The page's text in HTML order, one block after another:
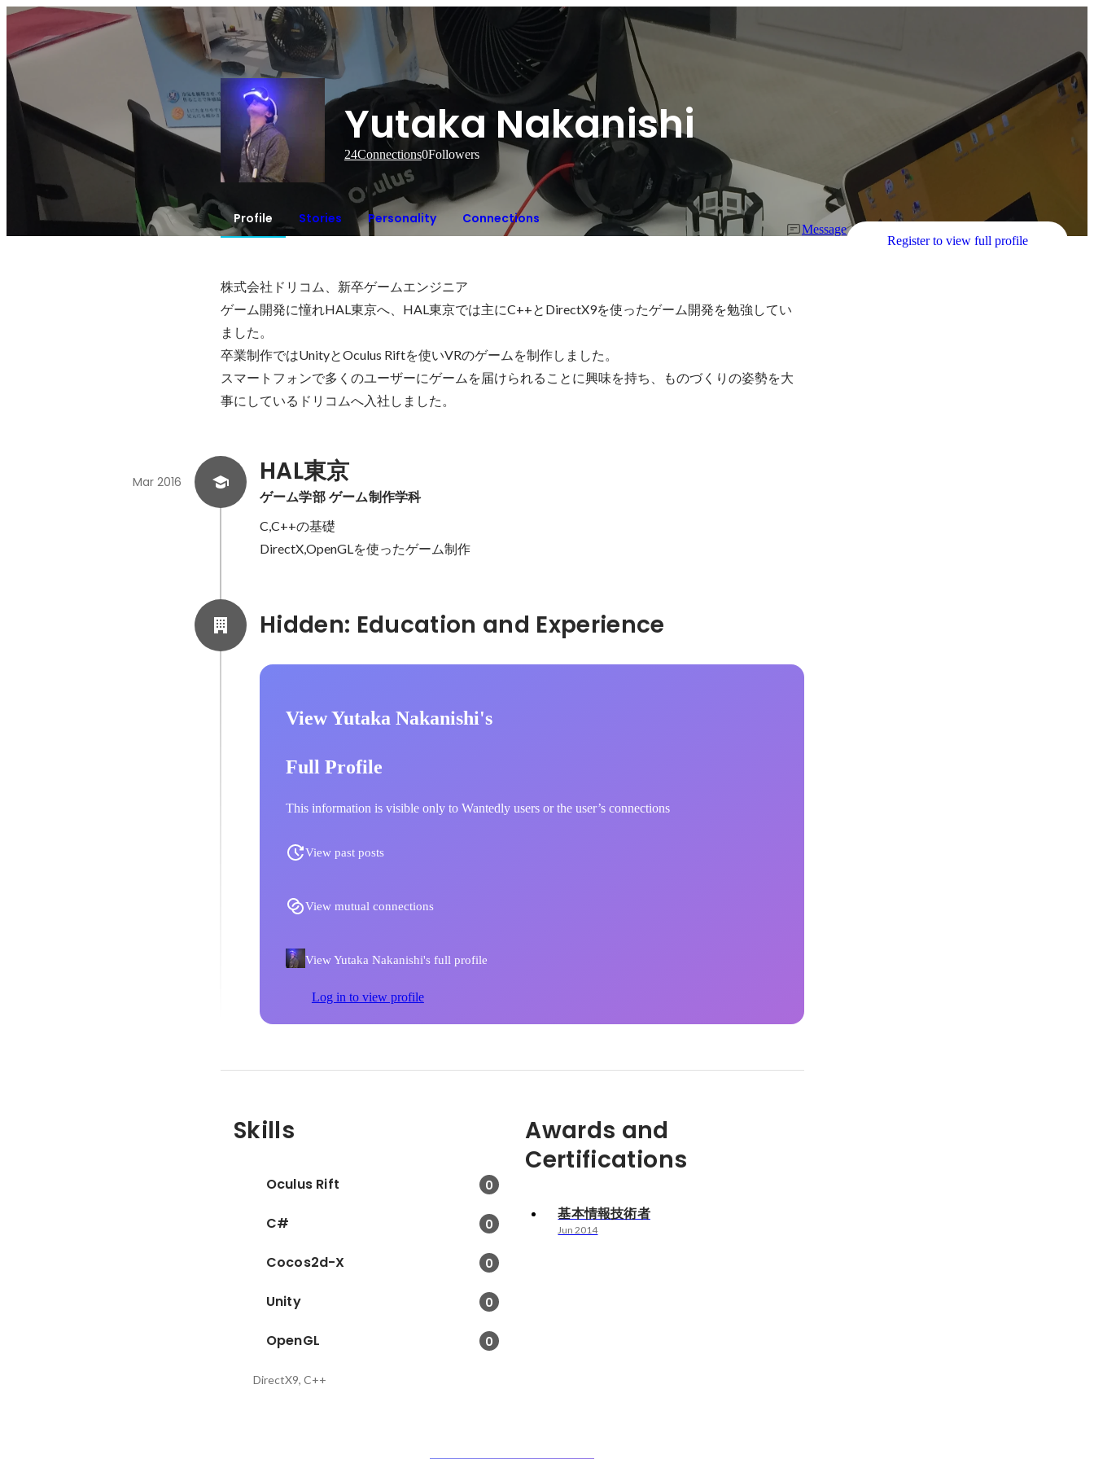
Yutaka Nakanishi
24Connections0Followers
Profile Stories Personality Connections
Message
Register to view full profile
株式会社ドリコム、新卒ゲームエンジニア
ゲーム開発に憧れHAL東京へ、HAL東京では主にC++とDirectX9を使ったゲーム開発を勉強してい
ました。
卒業制作ではUnityとOculus Riftを使いVRのゲームを制作しました。
スマートフォンで多くのユーザーにゲームを届けられることに興味を持ち、ものづくりの姿勢を大
事にしているドリコムへ入社しました。
HAL東京
ゲーム学部 ゲーム制作学科
Mar 2016
C,C++の基礎
DirectX,OpenGLを使ったゲーム制作
View Yutaka Nakanishi's
Full Profile
This information is visible only to Wantedly users or the user’s connections
View past posts
View mutual connections
View Yutaka Nakanishi's full profile
Log in to view profile
Skills
Oculus Rift 0
C# 0
Cocos2d-X 0
Unity 0
OpenGL 0
DirectX9, C++
Awards and
Certifications
基本情報技術者
Jun 2014